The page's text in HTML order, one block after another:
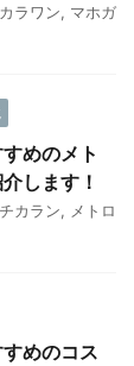
カラワン, マホガ
めのメト
します！
チカラン, メトロ
めのコス